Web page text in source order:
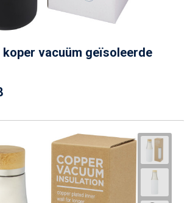
koper vacuüm geïsoleerde